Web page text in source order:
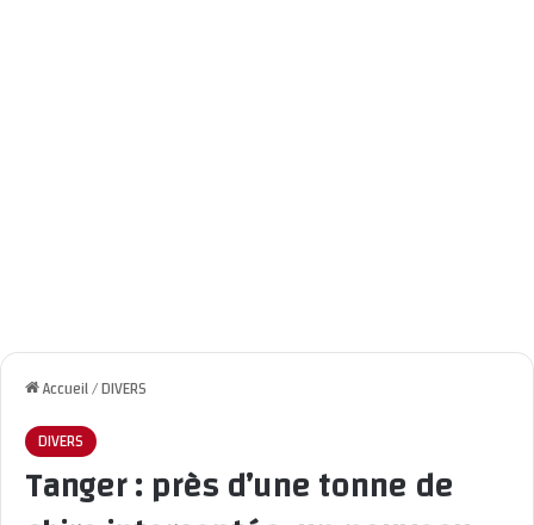
Accueil/DIVERS
DIVERS
Tanger : près d’une tonne de